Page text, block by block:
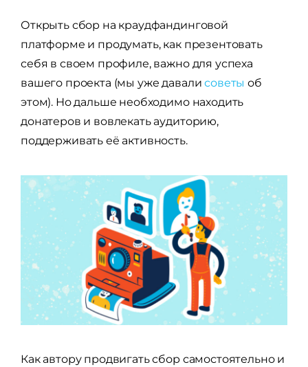
Открыть сбор на краудфандинговой
платформе и продумать, как презентовать
себя в своем профиле, важно для успеха
вашего проекта (мы уже давалисоветыоб
этом). Но дальше необходимо находить
донатеров и вовлекать аудиторию,
поддерживать её активность.
Как автору продвигать сбор самостоятельно и